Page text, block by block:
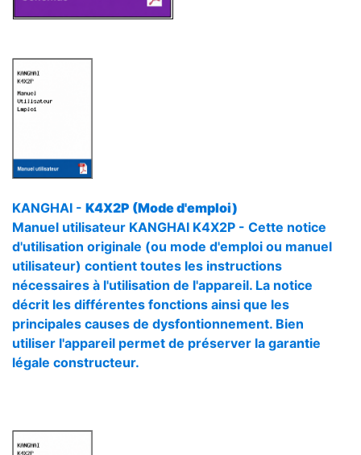
KANGHAI - K4X2P (Mode d'emploi)
Manuel utilisateur KANGHAI K4X2P - Cette notice
d'utilisation originale (ou mode d'emploi ou manuel
utilisateur) contient toutes les instructions
nécessaires à l'utilisation de l'appareil. La notice
décrit les différentes fonctions ainsi que les
principales causes de dysfontionnement. Bien
utiliser l'appareil permet de préserver la garantie
légale constructeur.